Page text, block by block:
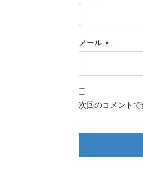
メール ※
次回のコメント